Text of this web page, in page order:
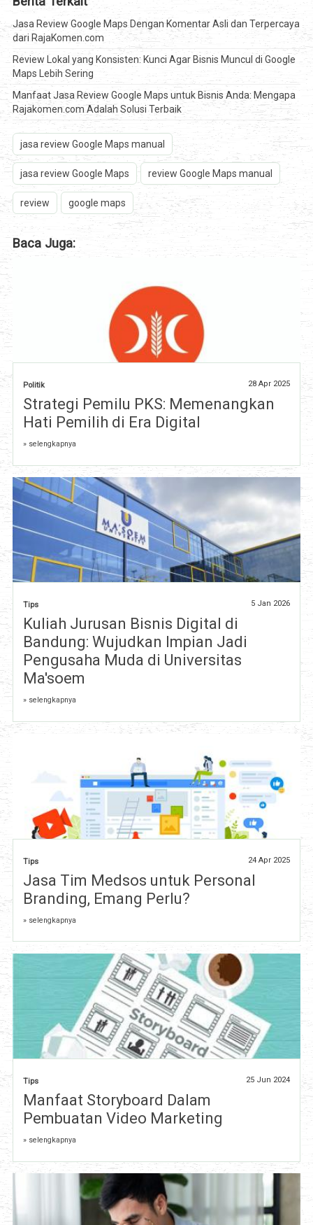
Jasa Review Google Maps Dengan Komentar Asli dan Terpercaya
dari RajaKomen.com
Review Lokal yang Konsisten: Kunci Agar Bisnis Muncul di Google
Maps Lebih Sering
Manfaat Jasa Review Google Maps untuk Bisnis Anda: Mengapa
Rajakomen.com Adalah Solusi Terbaik
jasa review Google Maps manual
jasa review Google Maps review Google Maps manual
review google maps
Baca Juga:
Politik 28 Apr 2025
Strategi Pemilu PKS: Memenangkan
Hati Pemilih di Era Digital
» selengkapnya
Tips 5 Jan 2026
Kuliah Jurusan Bisnis Digital di
Bandung: Wujudkan Impian Jadi
Pengusaha Muda di Universitas
Ma'soem
» selengkapnya
Tips 24 Apr 2025
Jasa Tim Medsos untuk Personal
Branding, Emang Perlu?
» selengkapnya
Tips 25 Jun 2024
Manfaat Storyboard Dalam
Pembuatan Video Marketing
» selengkapnya